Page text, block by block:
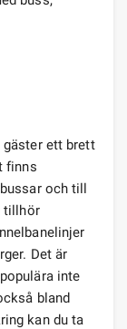
gäster ett brett
finns
och till
tillhör
Det är
inte
bland
kan du ta